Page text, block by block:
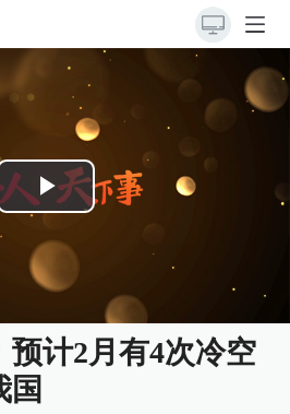
Play
Video
预计2月有4次冷空
国